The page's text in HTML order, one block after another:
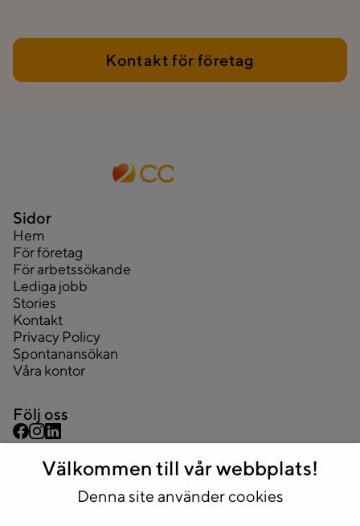
Kontakt för företag
Sidor
Hem
För företag
För arbetssökande
Lediga jobb
Stories
Kontakt
Privacy Policy
Spontanansökan
Våra kontor
Följ oss
Kontakta oss
08 445 43 44
Välkommen till vår webbplats!
Denna site använder cookies